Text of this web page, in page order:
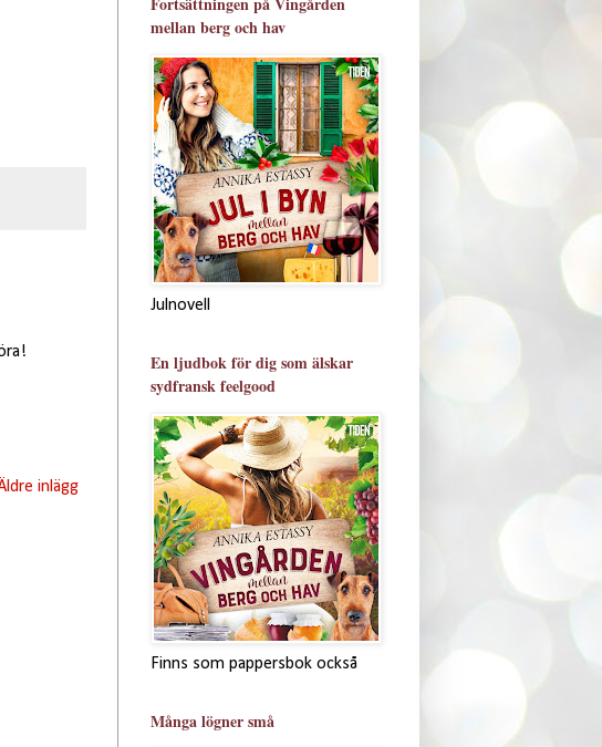
inlägg
mellan berg och hav
Julnovell
En ljudbok för dig som älskar
sydfransk feelgood
Finns som pappersbok också
Många lögner små